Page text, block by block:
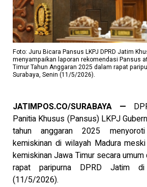
Foto: Juru Bicara Pansus LKPJ DPRD Jatim
menyampaikan laporan rekomendasi Pansus
Timur Tahun Anggaran 2025 dalam rapat
Surabaya, Senin (11/5/2026).
JATIMPOS.CO/SURABAYA —
Panitia Khusus (Pansus) LKPJ
tahun anggaran 2025
kemiskinan di wilayah Madura
kemiskinan Jawa Timur secara
rapat paripurna DPRD Jatim di
(11/5/2026).